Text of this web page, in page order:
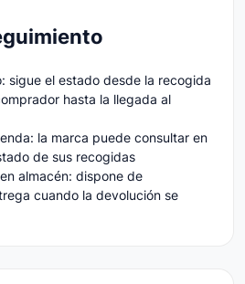
sigue el estado desde la recogida
hasta la llegada al
la marca puede consultar en
de sus recogidas
almacén: dispone de
cuando la devolución se